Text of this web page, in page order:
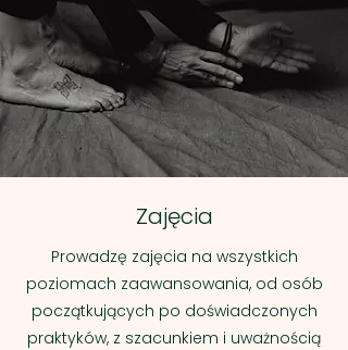
Zajęcia
Prowadzę zajęcia na wszystkich
poziomach zaawansowania, od osób
początkujących po doświadczonych
praktyków, z szacunkiem i uważnością